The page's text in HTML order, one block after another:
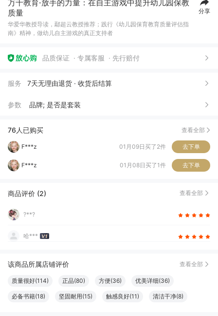
万千教育·放手的力量：在自主游戏中提升幼儿园保教
质量
华爱华教授导读，鄢超云教授推荐；践行《幼儿园保育教育质量评估指
南》精神，做幼儿自主游戏的真正支持者
分享
品质保证 专属客服 先行赔付
服务 7天无理由退货 · 收货后结算
参数 品牌; 是否是套装
76人已购买 查看全部
随*怡
王*瑶 04月24日买了1件
F***z
F***z 去下单
徐***? 12月04日买了1件 去下单
?***? 11月28日买了1件 去下单
商品评价 (2) 查看全部
?**?
哈***
该商品所属店铺评价 查看全部
质量很好(114) 正品(80) 方便(36) 优美详细(36)
必备书籍(18) 坚固耐用(15) 触感良好(11) 清洁干净(8)